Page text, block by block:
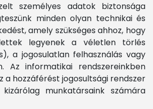
személyes adatok biztonsága
minden olyan technikai és
amely szükséges ahhoz, hogy
legyenek a véletlen törlés
a jogosulatlan felhasználás vagy
Az informatikai rendszereinkben
a hozzáférést jogosultsági rendszer
kizárólag munkatársaink számára